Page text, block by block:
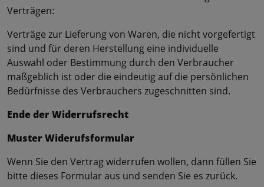
Verträgen:
Verträge zur Lieferung von Waren, die nicht vorgefertigt
sind und für deren Herstellung eine individuelle
Auswahl oder Bestimmung durch den Verbraucher
maßgeblich ist oder die eindeutig auf die persönlichen
Bedürfnisse des Verbrauchers zugeschnitten sind.
Ende der Widerrufsrecht
Muster Widerufsformular
Wenn Sie den Vertrag widerrufen wollen, dann füllen Sie
bitte dieses Formular aus und senden Sie es zurück.